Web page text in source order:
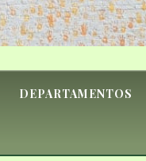
DEPARTAMENTOS